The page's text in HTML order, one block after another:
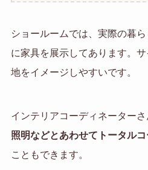
ショールームでは、実際の暮
に家具を展示してあります。
地をイメージしやすいです。
インテリアコーディネーターさ
照明などとあわせてトータルコ
こともできます。